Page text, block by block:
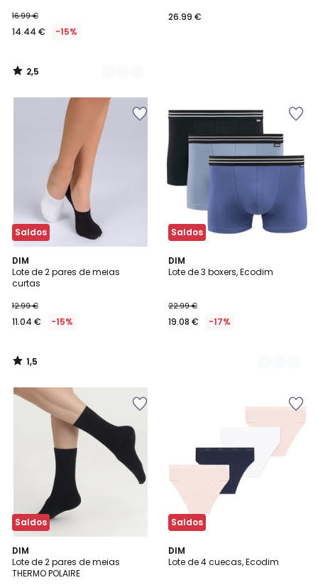
16.99 €
14.44 € -15%
2,5
/
26.99 €
Saldos
DIM
Lote de 2 pares de meias
curtas
12.99 €
11.04 € -15%
1,5
/
5
1,5
/
Saldos
DIM
Lote de 3 boxers, Ecodim
22.99 €
19.08 € -17%
2
Cores
Saldos
DIM
Lote de 2 pares de meias
THERMO POLAIRE
4,7
/ 5
2
Cores
Saldos
DIM
Lote de 4 cuecas, Ecodim
4,2
/ 5